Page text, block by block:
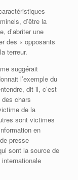
d’être la
d’abriter une
des « opposants
terreur.
suggérait
l’exemple du
dit-il, c’est
chars
de la
sont victimes
en
presse
sont la source de